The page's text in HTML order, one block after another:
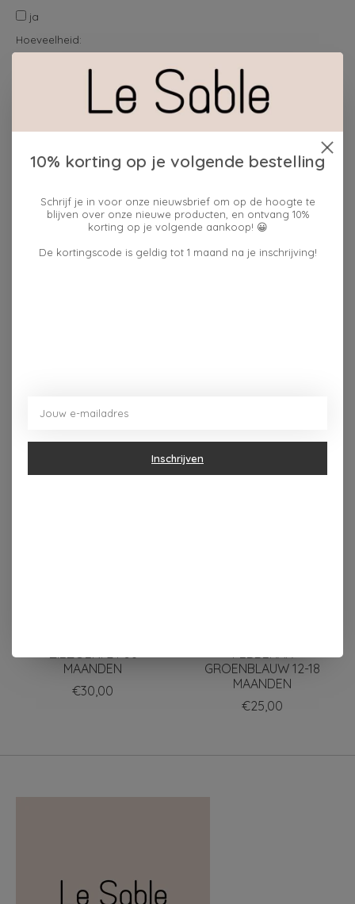
ja
Hoeveelheid:
Toevoegen aan winkelwagen
Toevoegen om te vergelijken
Beschrijving Reviews (0)
Items van productcarrousel
MAANDEN
€30,00
GROENBLAUW 12-18
MAANDEN
€25,00
10% korting op je volgende bestelling
Schrijf je in voor onze nieuwsbrief om op de hoogte te
blijven over onze nieuwe producten, en ontvang 10%
korting op je volgende aankoop! 😀
De kortingscode is geldig tot 1 maand na je inschrijving!
Inschrijven